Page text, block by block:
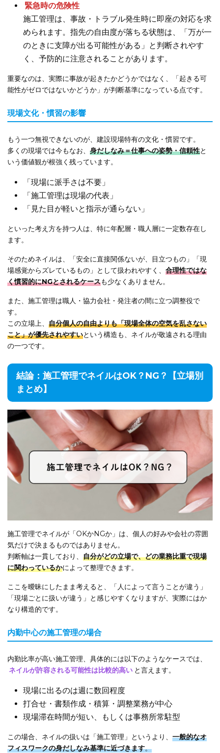
緊急時の危険性
施工管理は、事故・トラブル発生時に即座の対応を求
められます。指先の自由度が落ちる状態は、「万が一
のときに支障が出る可能性がある」と判断されやす
く、予防的に注意されることがあります。
重要なのは、実際に事故が起きたかどうかではなく、「起きる可
能性がゼロではないかどうか」が判断基準になっている点です。
現場文化・慣習の影響
もう一つ無視できないのが、建設現場特有の文化・慣習です。
多くの現場では今もなお、 身だしなみ＝仕事への姿勢・信頼性と
いう価値観が根強く残っています。
「現場に派手さは不要」
「施工管理は現場の代表」
「見た目が軽いと指示が通らない」
といった考え方を持つ人は、特に年配層・職人層に一定数存在し
ます。
そのためネイルは、「安全に直接関係ないが、目立つもの」「現
場感覚からズレているもの」として扱われやすく、 合理性ではな
く慣習的にNGとされるケースも少なくありません。
また、施工管理は職人・協力会社・発注者の間に立つ調整役で
す。
この立場上、 自分個人の自由よりも「現場全体の空気を乱さない
こと」が優先されやすいという構造も、ネイルが敬遠される理由
の一つです。
結論：施工管理でネイルはOK？NG？【立場別
まとめ】
施工管理でネイルが「OKかNGか」は、個人の好みや会社の雰囲
気だけで決まるものではありません。
判断軸は一貫しており、 自分がどの立場で、どの業務比重で現場
に関わっているかによって整理できます。
ここを曖昧にしたまま考えると、「人によって言うことが違う」
「現場ごとに扱いが違う」と感じやすくなりますが、実際にはか
なり構造的です。
内勤中心の施工管理の場合
内勤比率が高い施工管理、具体的には以下のようなケースでは、
ネイルが許容される可能性は比較的高い と言えます。
現場に出るのは週に数回程度
打合せ・書類作成・積算・調整業務が中心
現場滞在時間が短い、もしくは事務所常駐型
この場合、ネイルの扱いは「施工管理」というより、 一般的なオ
フィスワークの身だしなみ基準に近づきます。